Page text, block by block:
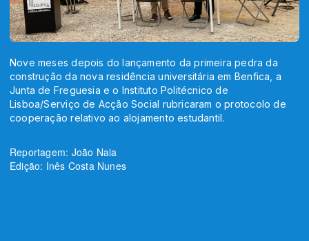
Nove meses depois do lançamento da primeira pedra da
construção da nova residência universitária em Benfica, a
Junta de Freguesia e o Instituto Politécnico de
Lisboa/Serviço de Acção Social rubricaram o protocolo de
cooperação relativo ao alojamento estudantil.
Reportagem: João Naia
Edição: Inês Costa Nunes